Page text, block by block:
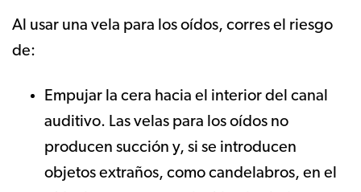
Al usar una vela para los oídos, corres el riesgo
de:
Empujar la cera hacia el interior del canal
auditivo. Las velas para los oídos no
producen succión y, si se introducen
objetos extraños, como candelabros, en el